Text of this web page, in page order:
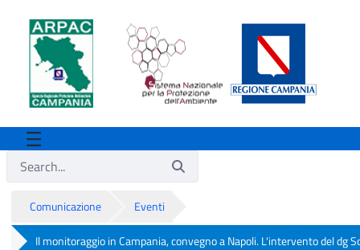
Comunicazione Eventi
Il monitoraggio in Campania, convegno a Napoli. L'intervento del dg